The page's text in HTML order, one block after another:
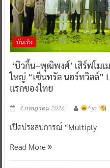
บันเทิง
‘บิวกิ้น–พุฒิพงศ์’ เสิร์ฟโม
ใหญ่ “เซ็นทรัล นอร์ทวิลล์”
แรกของไทย
4 กรกฎาคม 2026 ^ jo ^
เปิดประสบการณ์ “Multiply
Read More